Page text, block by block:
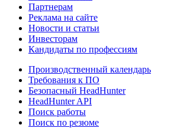
Партнерам
Реклама на сайте
Новости и статьи
Инвесторам
Кандидаты по профессиям
Производственный календарь
Требования к ПО
Безопасный HeadHunter
HeadHunter API
Поиск работы
Поиск по резюме